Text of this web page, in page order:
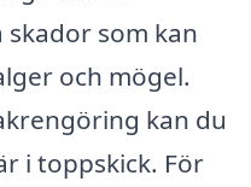
som kan
och mögel.
kan du
i toppskick. För